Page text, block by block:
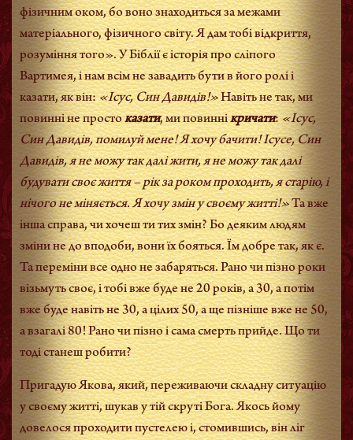
фізичним оком, бо воно знаходиться за межами
матеріального, фізичного світу. Я дам тобі відкриття,
розуміння того». У Біблії є історія про сліпого
Вартимея, і нам всім не завадить бути в його ролі і
казати, як він:«Ісус, Син Давидів!»Навіть не так, ми
повинні не простоказати, ми повиннікричати:«Ісус,
Син Давидів, помилуй мене! Я хочу бачити! Ісусе, Син
Давидів, я не можу так далі жити, я не можу так далі
будувати своє життя – рік за роком проходить, я старію, і
нічого не міняється. Я хочу змін у своєму житті!»Та вже
інша справа, чи хочеш ти тих змін? Бо деяким людям
зміни не до вподоби, вони їх бояться. Їм добре так, як є.
Та переміни все одно не забаряться. Рано чи пізно роки
візьмуть своє, і тобі вже буде не 20 років, а 30, а потім
вже буде навіть не 30, а цілих 50, а ще пізніше вже не 50,
а взагалі 80! Рано чи пізно і сама смерть прийде. Що ти
тоді станеш робити?
Пригадую Якова, який, переживаючи складну ситуацію
у своєму житті, шукав у тій скруті Бога. Якось йому
довелося проходити пустелею і, стомившись, він ліг